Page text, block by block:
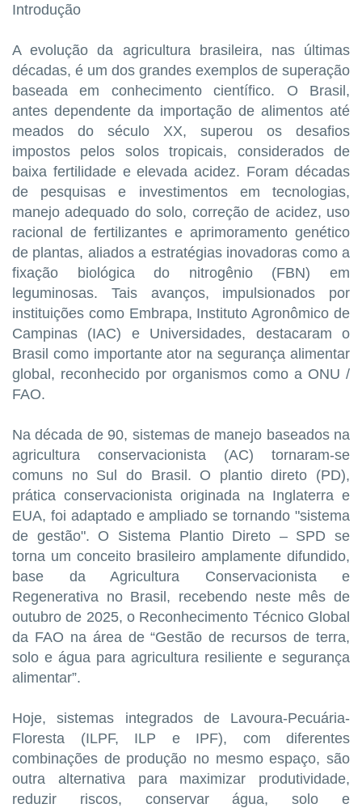
Introdução
A evolução da agricultura brasileira, nas últimas
décadas, é um dos grandes exemplos de superação
baseada em conhecimento científico. O Brasil,
antes dependente da importação de alimentos até
meados do século XX, superou os desafios
impostos pelos solos tropicais, considerados de
baixa fertilidade e elevada acidez. Foram décadas
de pesquisas e investimentos em tecnologias,
manejo adequado do solo, correção de acidez, uso
racional de fertilizantes e aprimoramento genético
de plantas, aliados a estratégias inovadoras como a
fixação biológica do nitrogênio (FBN) em
leguminosas. Tais avanços, impulsionados por
instituições como Embrapa, Instituto Agronômico de
Campinas (IAC) e Universidades, destacaram o
Brasil como importante ator na segurança alimentar
global, reconhecido por organismos como a ONU /
FAO.
Na década de 90, sistemas de manejo baseados na
agricultura conservacionista (AC) tornaram-se
comuns no Sul do Brasil. O plantio direto (PD),
prática conservacionista originada na Inglaterra e
EUA, foi adaptado e ampliado se tornando "sistema
de gestão". O Sistema Plantio Direto – SPD se
torna um conceito brasileiro amplamente difundido,
base da Agricultura Conservacionista e
Regenerativa no Brasil, recebendo neste mês de
outubro de 2025, o Reconhecimento Técnico Global
da FAO na área de “Gestão de recursos de terra,
solo e água para agricultura resiliente e segurança
alimentar”.
Hoje, sistemas integrados de Lavoura-Pecuária-
Floresta (ILPF, ILP e IPF), com diferentes
combinações de produção no mesmo espaço, são
outra alternativa para maximizar produtividade,
reduzir riscos, conservar água, solo e